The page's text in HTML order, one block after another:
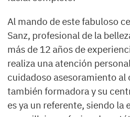
Al mando de este fabuloso
Sanz, profesional de la
más de 12 años de
realiza una atención
cuidadoso asesoramiento al
también formadora y su
es ya un referente, siendo la